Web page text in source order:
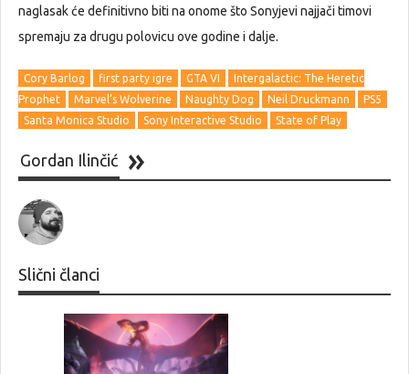
naglasak će definitivno biti na onome što Sonyjevi najjači timovi
spremaju za drugu polovicu ove godine i dalje.
Cory Barlog first party igre GTA VI
Intergalactic: The Heretic
Prophet
Marvel’s Wolverine Naughty Dog Neil Druckmann
PS5
Santa Monica Studio
Sony Interactive Studio State of Play
Gordan Ilinčić
Slični članci